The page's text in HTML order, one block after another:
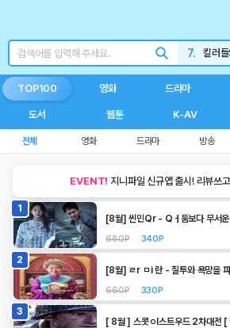
7. 킬러
8. 불량
와일드
TOP100 영화 드라마
도서 웹툰 K-AV
전체 영화 드라마 방송
EVENT! 지니파일 신규앱 출시! 리뷰쓰
1
[8월] 씬민Qr - Qㅓ둠보다 무서운
680P 340P
2
[8월] ㄹr ㅁi 란 - 질투와 욕망을
660P 330P
3
[ 8월 ] 스콧ㅇl스트우드 2차대전 [